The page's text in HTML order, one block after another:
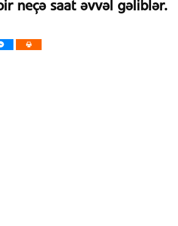
neçə saat əvvəl gəliblər.